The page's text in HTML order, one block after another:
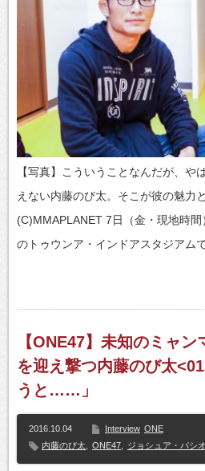
【写真】こういうことなんだが、や
えない内藤のび太。そこが彼の魅力
(C)MMAPLANET 7日（金・現地時
のトゥウンア・インドアスタジアム
【ONE47】未知のミャ
を迎え撃つ内藤のび太
うと……」
2016.10.04 Interview ONE
内藤のび太
ONE47 ジョシュア・パシオ